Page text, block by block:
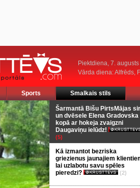
Piektdiena, 7. augusts
Vārda diena: Alfrēds,
Sports Smalkais stils
Šarmantā Bišu PirtsMājas
un dvēsele Elena Gradovska
kopā ar hokeja zvaigzni
Daugaviņu ielūdz!
(5)
Kā izmantot bezriska
griezienus jaunajiem
lai uzlabotu savu spēles
pieredzi?
(2)